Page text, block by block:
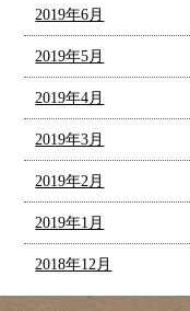
2019年6月
2019年5月
2019年4月
2019年3月
2019年2月
2019年1月
2018年12月